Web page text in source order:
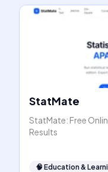
StatMate
StatMate: Free
Results
🧠 Education &